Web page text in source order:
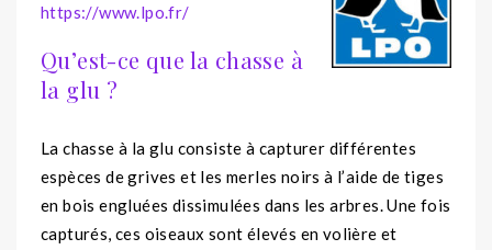
https://www.lpo.fr/
Qu’est-ce que la chasse à
la glu ?
La chasse à la glu consiste à capturer différentes
espèces de grives et les merles noirs à l’aide de tiges
en bois engluées dissimulées dans les arbres. Une fois
capturés, ces oiseaux sont élevés en volière et